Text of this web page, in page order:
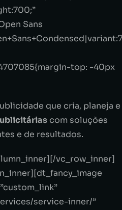
Sans
top: -40px
que cria, planeja e
com soluções
e de resultados.
vc_row_inner]
service-inner/”